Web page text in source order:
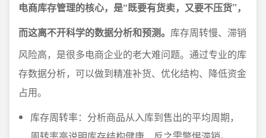
电商库存管理的核心，是“既要有货卖，又要不压货”，
而这离不开科学的数据分析和预测。 库存周转慢、滞销
风险高，是很多电商企业的老大难问题。通过专业的库
存数据分析，可以做到精准补货、优化结构、降低资金
占用。
库存周转率：分析商品从入库到售出的平均周期，